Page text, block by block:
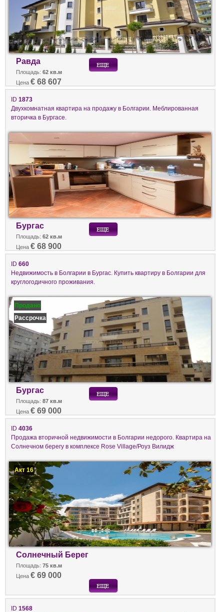
Равда
Площадь: 62 кв.м
Цена € 68 607
ID 1873
Двухкомнатная квартира на продажу в Болгарии. Меблированная
вторичка в Бургасе.
Бургас
Площадь: 62 кв.м
Цена € 68 900
ID 660
Недвижимость в Болгарии в Бургас. Купить квартиру в Болгарии для
круглогодичного проживания.
Продано
Рассрочка
Бургас
Площадь: 87 кв.м
Цена € 69 000
ID 4036
Продажа вторичной недвижимости в Болгарии недорого. Квартира на
Солнечном берегу в комплексе Rose Village/Роуз Вилидж
Акт 16
Солнечный Берег
Площадь: 75 кв.м
Цена € 69 000
ID 1568